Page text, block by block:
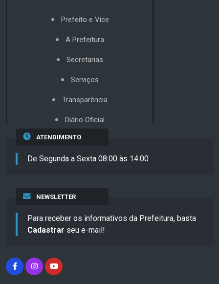
Prefeito e Vice
A Prefeitura
Secretarias
Serviços
Transparência
Diário Oficial
ATENDIMENTO
De Segunda a Sexta 08:00 às 14:00
NEWSLETTER
Para receber os informativos da Prefeitura, basta
Cadastrar seu e-mail!